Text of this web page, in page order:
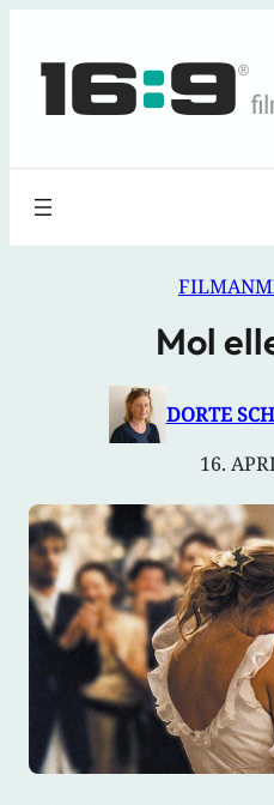
indhold
Mol
DORTE
16.